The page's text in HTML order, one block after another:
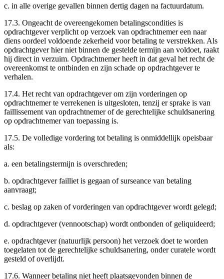
c. in alle overige gevallen binnen dertig dagen na factuurdatum.
17.3. Ongeacht de overeengekomen betalingscondities is
opdrachtgever verplicht op verzoek van opdrachtnemer een naar
diens oordeel voldoende zekerheid voor betaling te verstrekken. Als
opdrachtgever hier niet binnen de gestelde termijn aan voldoet, raakt
hij direct in verzuim. Opdrachtnemer heeft in dat geval het recht de
overeenkomst te ontbinden en zijn schade op opdrachtgever te
verhalen.
17.4. Het recht van opdrachtgever om zijn vorderingen op
opdrachtnemer te verrekenen is uitgesloten, tenzij er sprake is van
faillissement van opdrachtnemer of de gerechtelijke schuldsanering
op opdrachtnemer van toepassing is.
17.5. De volledige vordering tot betaling is onmiddellijk opeisbaar
als:
a. een betalingstermijn is overschreden;
b. opdrachtgever failliet is gegaan of surseance van betaling
aanvraagt;
c. beslag op zaken of vorderingen van opdrachtgever wordt gelegd;
d. opdrachtgever (vennootschap) wordt ontbonden of geliquideerd;
e. opdrachtgever (natuurlijk persoon) het verzoek doet te worden
toegelaten tot de gerechtelijke schuldsanering, onder curatele wordt
gesteld of overlijdt.
17.6. Wanneer betaling niet heeft plaatsgevonden binnen de